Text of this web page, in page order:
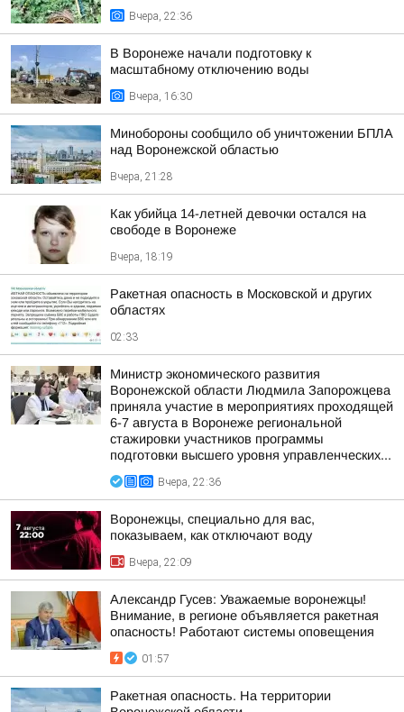
Вчера, 22:36
В Воронеже начали подготовку к
масштабному отключению воды
Вчера, 16:30
Минобороны сообщило об уничтожении БПЛА
над Воронежской областью
Вчера, 21:28
Как убийца 14-летней девочки остался на
свободе в Воронеже
Вчера, 18:19
Ракетная опасность в Московской и других
областях
02:33
Министр экономического развития
Воронежской области Людмила Запорожцева
приняла участие в мероприятиях проходящей
6-7 августа в Воронеже региональной
стажировки участников программы
подготовки высшего уровня управленческих...
Вчера, 22:36
Воронежцы, специально для вас,
показываем, как отключают воду
Вчера, 22:09
Александр Гусев: Уважаемые воронежцы!
Внимание, в регионе объявляется ракетная
опасность! Работают системы оповещения
01:57
Ракетная опасность. На территории